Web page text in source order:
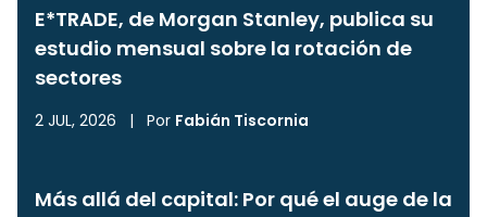
E*TRADE, de Morgan Stanley, publica su
estudio mensual sobre la rotación de
sectores
2 JUL, 2026 | Por Fabián Tiscornia
Más allá del capital: Por qué el auge de la